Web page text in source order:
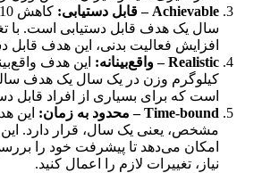
Achievable– قابل دستیابی:
کاهش
سال یک هدف قابل دستیابی است. با تغییر
افزایش فعالیت بدنی، این هدف قابل
Realistic– واقع‌بینانه:
کیلوگرم وزن در یک سال یک هدف سالم و
است که برای بسیاری از افراد قابل
Time-bound– محدود به زمان:این هدف
مشخص، یعنی یک سال، قرار دارد. این
امکان می‌دهد تا پیشرفت خود را بررسی
نیاز، تغییرات لازم را اعمال کنید.